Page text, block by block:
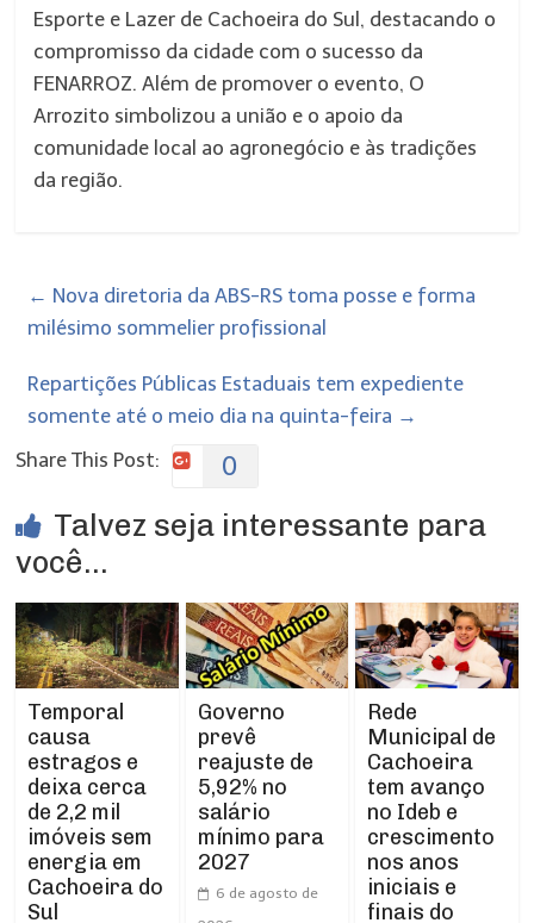
Esporte e Lazer de Cachoeira do Sul, destacando o
compromisso da cidade com o sucesso da
FENARROZ. Além de promover o evento, O
Arrozito simbolizou a união e o apoio da
comunidade local ao agronegócio e às tradições
da região.
← Nova diretoria da ABS-RS toma posse e forma
milésimo sommelier profissional
Repartições Públicas Estaduais tem expediente
somente até o meio dia na quinta-feira →
Share This Post:
0
Talvez seja interessante para
você...
Temporal
causa
estragos e
deixa cerca
de 2,2 mil
imóveis sem
energia em
Cachoeira do
Sul
Governo
prevê
reajuste de
5,92% no
salário
mínimo para
2027
6 de agosto de
Rede
Municipal de
Cachoeira
tem avanço
no Ideb e
crescimento
nos anos
iniciais e
finais do